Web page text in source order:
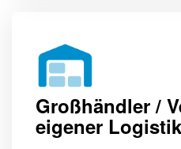
Großhändler /
eigener Logistik